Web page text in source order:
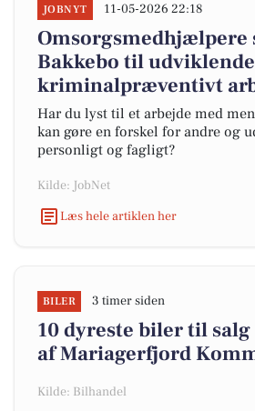
JOBNYT 11-05-2026 22:18
Omsorgsmedhjælpere
Bakkebo til udviklende
kriminalpræventivt
Har du lyst til et arbejde med
kan gøre en forskel for andre og
personligt og fagligt?
Kilde: JobNet
Læs hele artiklen her
BILER 3 timer siden
10 dyreste biler til
af Mariagerfjord
Kilde: Bilhandel